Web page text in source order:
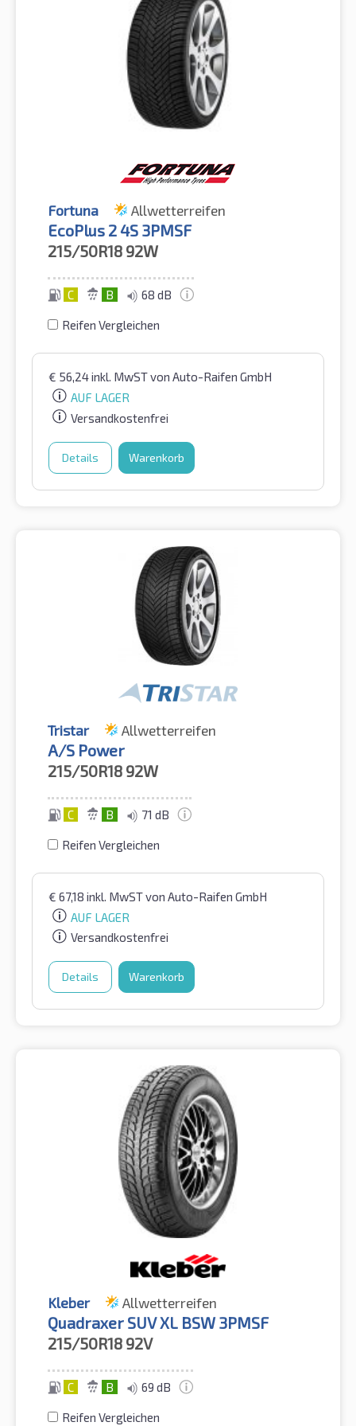
Fortuna Allwetterreifen
EcoPlus 2 4S 3PMSF
215/50R18 92W
C B 68 dB
Reifen Vergleichen
€ 56,24inkl. MwSTvon Auto-Raifen GmbH
AUF LAGER
Versandkostenfrei
Details Warenkorb
Tristar Allwetterreifen
A/S Power
215/50R18 92W
C B 71 dB
Reifen Vergleichen
€ 67,18 inkl. MwSTvon Auto-Raifen GmbH
AUF LAGER
Versandkostenfrei
Details Warenkorb
Kleber Allwetterreifen
Quadraxer SUV XL BSW 3PMSF
215/50R18 92V
C B 69 dB
Reifen Vergleichen